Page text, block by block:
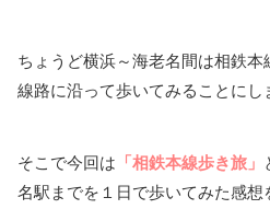
ちょうど横浜～海老名間は相鉄
線路に沿って歩いてみることにし
そこで今回は 「相鉄本線歩き旅」
名駅までを１日で歩いてみた感想